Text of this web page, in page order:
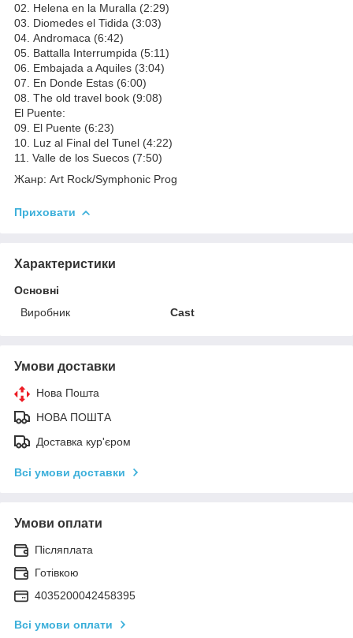
02. Helena en la Muralla (2:29)
03. Diomedes el Tidida (3:03)
04. Andromaca (6:42)
05. Battalla Interrumpida (5:11)
06. Embajada a Aquiles (3:04)
07. En Donde Estas (6:00)
08. The old travel book (9:08)
El Puente:
09. El Puente (6:23)
10. Luz al Final del Tunel (4:22)
11. Valle de los Sueсos (7:50)
Жанр: Art Rock/Symphonic Prog
Приховати
Характеристики
Основні
Виробник
Cast
Умови доставки
Нова Пошта
НОВА ПОШТА
Доставка кур'єром
Всі умови доставки
Умови оплати
Післяплата
Готівкою
4035200042458395
Всі умови оплати